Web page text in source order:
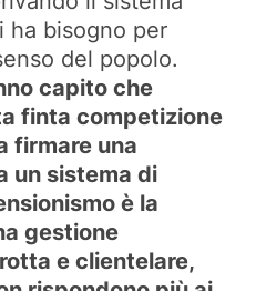
ha bisogno per
del popolo.
capito che
finta competizione
firmare una
un sistema di
è la
gestione
e clientelare,